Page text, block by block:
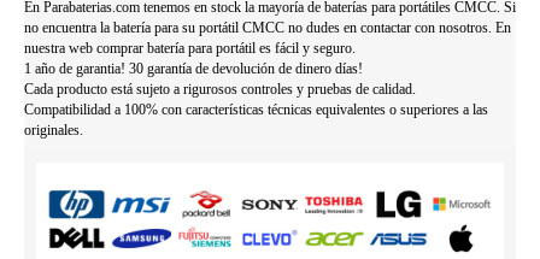
En Parabaterias.com tenemos en stock la mayoría de baterías para portátiles CMCC. Si
no encuentra la batería para su portátil CMCC no dudes en contactar con nosotros. En
nuestra web comprar batería para portátil es fácil y seguro.
1 año de garantia! 30 garantía de devolución de dinero días!
Cada producto está sujeto a rigurosos controles y pruebas de calidad.
Compatibilidad a 100% con características técnicas equivalentes o superiores a las
originales.